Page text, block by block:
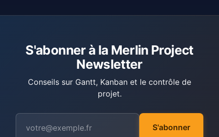
S'abonner à la Merlin Project
Newsletter
Conseils sur Gantt, Kanban et le contrôle de
projet.
S'abonner